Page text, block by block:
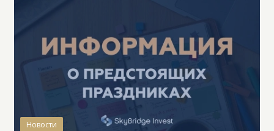
Новости